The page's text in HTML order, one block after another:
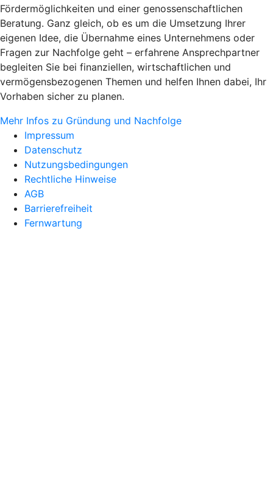
Fördermöglichkeiten und einer genossenschaftlichen
Beratung. Ganz gleich, ob es um die Umsetzung Ihrer
eigenen Idee, die Übernahme eines Unternehmens oder
Fragen zur Nachfolge geht – erfahrene Ansprechpartner
begleiten Sie bei finanziellen, wirtschaftlichen und
vermögensbezogenen Themen und helfen Ihnen dabei, Ihr
Vorhaben sicher zu planen.
Mehr Infos zu Gründung und Nachfolge
Impressum
Datenschutz
Nutzungsbedingungen
Rechtliche Hinweise
AGB
Barrierefreiheit
Fernwartung